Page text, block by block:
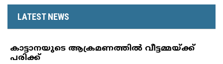
LATEST NEWS
കാട്ടാനയുടെ ആക്രമണത്തില്‍ വീട്ടമ്മയ്ക്ക്
പരിക്ക്